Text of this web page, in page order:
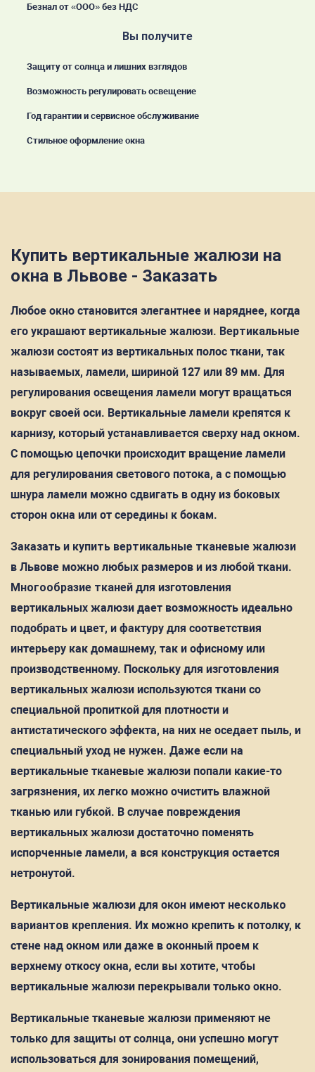
Безнал от «ООО» без НДС
Вы получите
Защиту от солнца и лишних взглядов
Возможность регулировать освещение
Год гарантии и сервисное обслуживание
Стильное оформление окна
Купить вертикальные жалюзи на
окна в Львове - Заказать
Любое окно становится элегантнее и наряднее, когда
его украшают вертикальные жалюзи. Вертикальные
жалюзи состоят из вертикальных полос ткани, так
называемых, ламели, шириной 127 или 89 мм. Для
регулирования освещения ламели могут вращаться
вокруг своей оси. Вертикальные ламели крепятся к
карнизу, который устанавливается сверху над окном.
С помощью цепочки происходит вращение ламели
для регулирования светового потока, а с помощью
шнура ламели можно сдвигать в одну из боковых
сторон окна или от середины к бокам.
Заказать и купить вертикальные тканевые жалюзи
в Львове можно любых размеров и из любой ткани.
Многообразие тканей для изготовления
вертикальных жалюзи дает возможность идеально
подобрать и цвет, и фактуру для соответствия
интерьеру как домашнему, так и офисному или
производственному. Поскольку для изготовления
вертикальных жалюзи используются ткани со
специальной пропиткой для плотности и
антистатического эффекта, на них не оседает пыль, и
специальный уход не нужен. Даже если на
вертикальные тканевые жалюзи попали какие-то
загрязнения, их легко можно очистить влажной
тканью или губкой. В случае повреждения
вертикальных жалюзи достаточно поменять
испорченные ламели, а вся конструкция остается
нетронутой.
Вертикальные жалюзи для окон имеют несколько
вариантов крепления. Их можно крепить к потолку, к
стене над окном или даже в оконный проем к
верхнему откосу окна, если вы хотите, чтобы
вертикальные жалюзи перекрывали только окно.
Вертикальные тканевые жалюзи применяют не
только для защиты от солнца, они успешно могут
использоваться для зонирования помещений,